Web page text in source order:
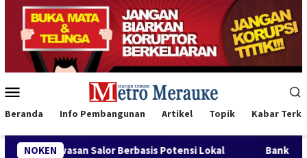
Loncat
konten
Mobile
Beranda Info Pembangunan Artikel Topik Kabar
NOKEN
Potensi Lokal Bank Mandiri Region XII Hadirkan Livin’